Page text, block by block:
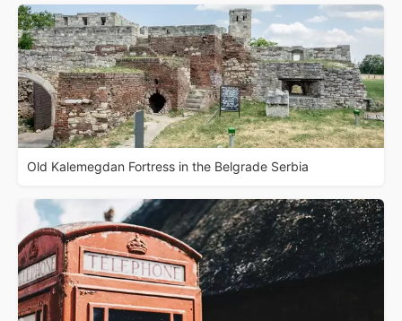
Old Kalemegdan Fortress in the Belgrade Serbia